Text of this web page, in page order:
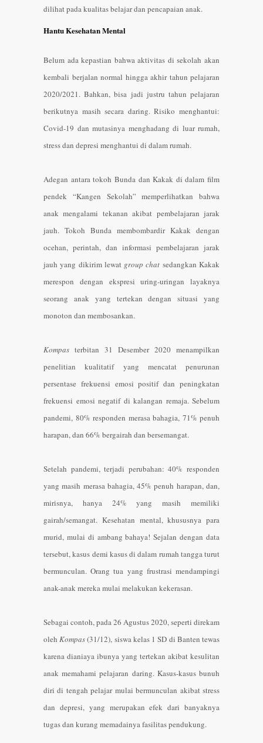
dilihat pada kualitas belajar dan pencapaian anak.
Hantu Kesehatan Mental
Belum ada kepastian bahwa aktivitas di sekolah akan
kembali berjalan normal hingga akhir tahun pelajaran
2020/2021. Bahkan, bisa jadi justru tahun pelajaran
berikutnya masih secara daring. Risiko menghantui:
Covid-19 dan mutasinya menghadang di luar rumah,
stress dan depresi menghantui di dalam rumah.
Adegan antara tokoh Bunda dan Kakak di dalam film
pendek “Kangen Sekolah” memperlihatkan bahwa
anak mengalami tekanan akibat pembelajaran jarak
jauh. Tokoh Bunda membombardir Kakak dengan
ocehan, perintah, dan informasi pembelajaran jarak
jauh yang dikirim lewat group chat sedangkan Kakak
merespon dengan ekspresi uring-uringan layaknya
seorang anak yang tertekan dengan situasi yang
monoton dan membosankan.
Kompas terbitan 31 Desember 2020 menampilkan
penelitian kualitatif yang mencatat penurunan
persentase frekuensi emosi positif dan peningkatan
frekuensi emosi negatif di kalangan remaja. Sebelum
pandemi, 80% responden merasa bahagia, 71% penuh
harapan, dan 66% bergairah dan bersemangat.
Setelah pandemi, terjadi perubahan: 40% responden
yang masih merasa bahagia, 45% penuh harapan, dan,
mirisnya, hanya 24% yang masih memiliki
gairah/semangat. Kesehatan mental, khususnya para
murid, mulai di ambang bahaya! Sejalan dengan data
tersebut, kasus demi kasus di dalam rumah tangga turut
bermunculan. Orang tua yang frustrasi mendampingi
anak-anak mereka mulai melakukan kekerasan.
Sebagai contoh, pada 26 Agustus 2020, seperti direkam
olehKompas(31/12), siswa kelas 1 SD di Banten tewas
karena dianiaya ibunya yang tertekan akibat kesulitan
anak memahami pelajaran daring. Kasus-kasus bunuh
diri di tengah pelajar mulai bermunculan akibat stress
dan depresi, yang merupakan efek dari banyaknya
tugas dan kurang memadainya fasilitas pendukung.